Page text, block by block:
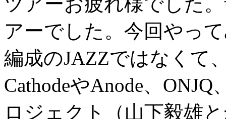
アーでした。今回やっ
編成のJAZZではなくて
CathodeやAnode、
ロジェクト（山下毅雄